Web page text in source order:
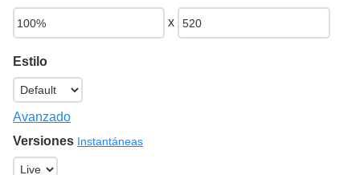
x
Estilo
Avanzado
Versiones Instantáneas